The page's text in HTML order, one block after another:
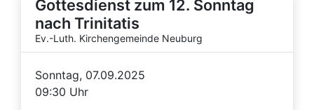
Gottesdienst zum 12. Sonntag
nach Trinitatis
Ev.-Luth. Kirchengemeinde Neuburg
Sonntag, 07.09.2025
09:30 Uhr